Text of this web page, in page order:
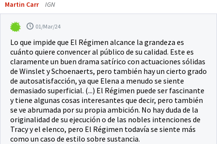
Martin Carr IGN
01/Mar/24
Lo que impide que El Régimen alcance la grandeza es
cuánto quiere convencer al público de su calidad. Este es
claramente un buen drama satírico con actuaciones sólidas
de Winslet y Schoenaerts, pero también hay un cierto grado
de autosatisfacción, ya que Elena a menudo se siente
demasiado superficial. (...) El Régimen puede ser fascinante
y tiene algunas cosas interesantes que decir, pero también
se ve abrumada por su propia ambición. No hay duda de la
originalidad de su ejecución o de las nobles intenciones de
Tracy y el elenco, pero El Régimen todavía se siente más
como un caso de estilo sobre sustancia.